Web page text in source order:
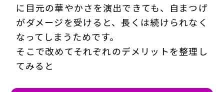
に目元の華やかさを演出できても、自まつげ
がダメージを受けると、長くは続けられなく
なってしまうためです。
そこで改めてそれぞれのデメリットを整理し
てみると